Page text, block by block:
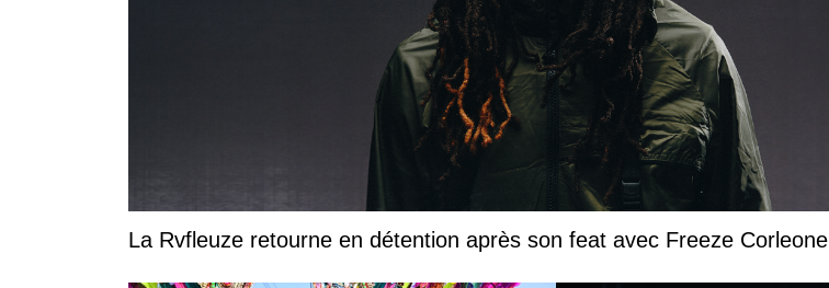
La Rvfleuze retourne en détention après son feat avec Freeze Corleone